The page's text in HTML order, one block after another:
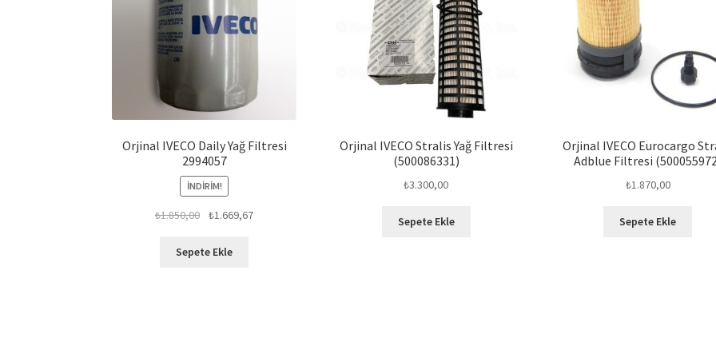
Orjinal IVECO Daily Yağ Filtresi
2994057
İNDIRIM!
₺1.850,00
Orijinal
₺1.850,00.
₺1.669,67Şu
Sepete Ekle
Orjinal IVECO Stralis Yağ Filtresi
(500086331)
₺3.300,00
Sepete Ekle
Orjinal IVECO Eurocargo
Adblue Filtresi
₺1.870,00
Sepete Ekle